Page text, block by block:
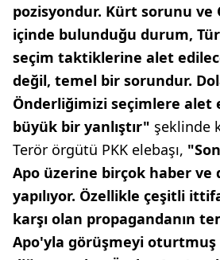
pozisyondur. Kürt sorunu ve
içinde bulunduğu durum,
seçim taktiklerine alet
değil, temel bir sorundur.
Önderliğimizi seçimlere alet
büyük bir yanlıştır" şeklinde
Terör örgütü PKK elebaşı,
Apo üzerine birçok haber ve
yapılıyor. Özellikle çeşitli
karşı olan propagandanın
Apo'yla görüşmeyi